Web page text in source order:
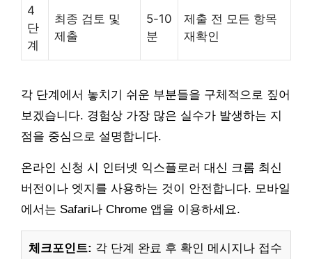
4
단
계
최종 검토 및
제출
5-10
분
제출 전 모든 항목
재확인
각 단계에서 놓치기 쉬운 부분들을 구체적으로 짚어
보겠습니다. 경험상 가장 많은 실수가 발생하는 지
점을 중심으로 설명합니다.
온라인 신청 시 인터넷 익스플로러 대신 크롬 최신
버전이나 엣지를 사용하는 것이 안전합니다. 모바일
에서는 Safari나 Chrome 앱을 이용하세요.
체크포인트: 각 단계 완료 후 확인 메시지나 접수